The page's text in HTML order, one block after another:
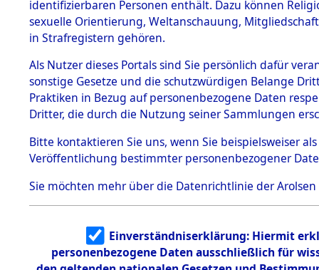
mente
1.2.9 Beim ITS
verwahrte
1.2.9.1
Effekten aus
dem KZ
Dachau
Effekten aus
dem KZ
Dachau,
Landesentsch
ädigungsamt
Effekten aus
dem KZ
Neuengamm
e
SAIKOWSKI,
geb. 3. Mai 1906
Deutschland
Weitere Angaben
14.2.2017: Die
Familien (oder
zurückgegeben. Auf
wurden die
entfernt.
Häftlingsnummer
11038
identifizierbaren Personen enthält. Dazu können
sexuelle Orientierung, Weltanschauung,
in Strafregistern gehören.
Als Nutzer dieses Portals sind Sie persönlich dafür
sonstige Gesetze und die schutzwürdigen Belange
Praktiken in Bezug auf personenbezogene Daten
Dritter, die durch die Nutzung seiner Sammlungen
Bitte kontaktieren Sie uns, wenn Sie beispielsweiser
Veröffentlichung bestimmter personenbezogener
Sie möchten mehr über die Datenrichtlinie der Arolsen
Einverständniserklärung: Hiermit
personenbezogene Daten ausschließlich für